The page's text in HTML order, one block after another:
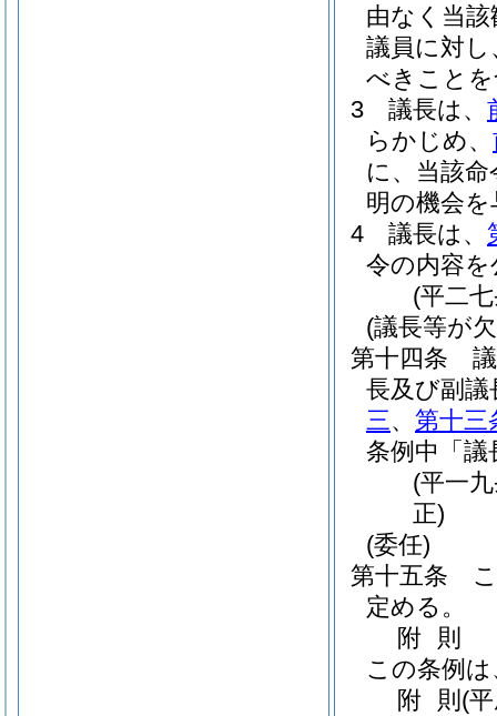
由なく当
議員に対
べきこと
3
議長は、
らかじめ、
に、当該
明の機会
4
議長は、
令の内容
(平二
(議長等が
第十四条
長及び副
三、 第十三
条例中「
(平一
正)
(委任)
第十五条
定める。
附 則
この条例
附 則 (